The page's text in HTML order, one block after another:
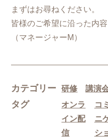
まずはお尋ねください。
皆様のご希望に沿った内
（マネージャーM）
カテゴリー 研修 講演
タグ
オンラ
イン配
信
コ
ニ
シ